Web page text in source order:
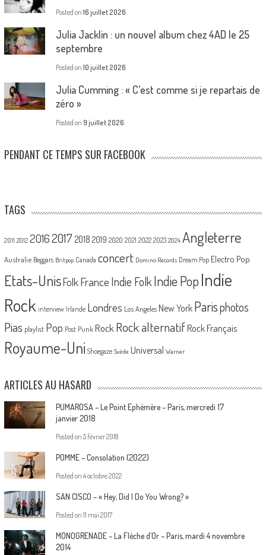
Posted on 16 juillet 2026
Julia Jacklin : un nouvel album chez 4AD le 25
septembre
Posted on 10 juillet 2026
Julia Cumming : « C’est comme si je repartais de
zéro »
Posted on 9 juillet 2026
PENDANT CE TEMPS SUR FACEBOOK
TAGS
2011 2012 20162017 2018 2019 2020 2021 2022 2023 2024 Angleterre
Australie Beggars Britpop Canada concert Domino Records Dream Pop Electro Pop
Etats-UnisFolk France Indie Folk Indie PopIndie
Rock interview Irlande Londres Los Angeles New York Parisphotos
Pias playlist Pop Post Punk Rock Rock alternatif Rock Français
Royaume-Uni Shoegaze Suède Universal Warner
ARTICLES AU HASARD
PUMAROSA – Le Point Ephémère – Paris, mercredi 17
janvier 2018
Posted on 5 février 2018
POMME – Consolation (2022)
Posted on 4 octobre 2022
SAN CISCO – « Hey, Did I Do You Wrong? »
Posted on 11 mai 2017
MONOGRENADE – La Flèche d’Or – Paris, mardi 4 novembre
2014